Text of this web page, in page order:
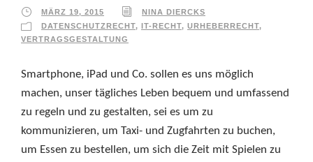
MÄRZ 19, 2015
NINA DIERCKS
DATENSCHUTZRECHT, IT-RECHT, URHEBERRECHT,
VERTRAGSGESTALTUNG
Smartphone, iPad und Co. sollen es uns möglich
machen, unser tägliches Leben bequem und umfassend
zu regeln und zu gestalten, sei es um zu
kommunizieren, um Taxi- und Zugfahrten zu buchen,
um Essen zu bestellen, um sich die Zeit mit Spielen zu